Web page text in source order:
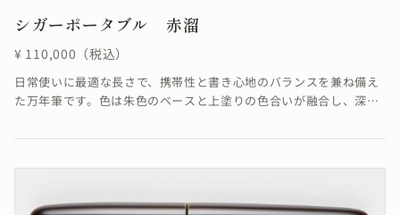
シガーポータブル 赤溜
¥ 110,000（税込）
日常使いに最適な長さで、携帯性と書き心地のバランスを兼ね備え
た万年筆です。色は朱色のベースと上塗りの色合いが融合し、深く
め、仕上がりの色合いが若干異なる場合がございます≫